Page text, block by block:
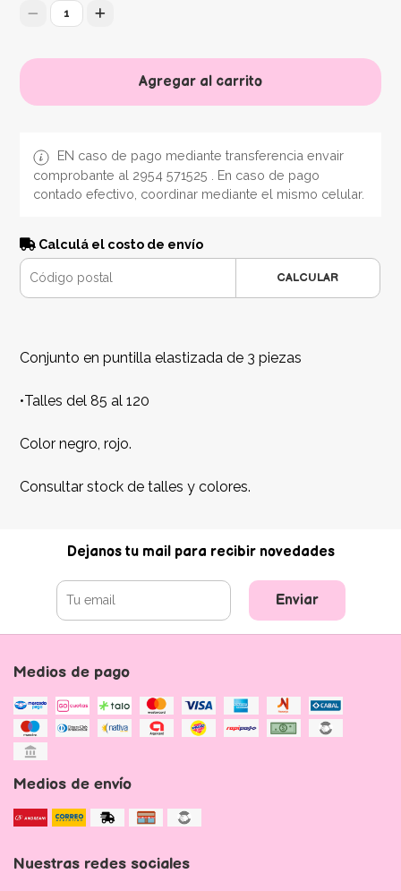
1
Agregar al carrito
EN caso de pago mediante transferencia envair
comprobante al 2954 571525 . En caso de pago
contado efectivo, coordinar mediante el mismo celular.
Calculá el costo de envío
CALCULAR
Conjunto en puntilla elastizada de 3 piezas
•Talles del 85 al 120
Color negro, rojo.
Consultar stock de talles y colores.
Dejanos tu mail para recibir novedades
Enviar
Medios de pago
Medios de envío
Nuestras redes sociales